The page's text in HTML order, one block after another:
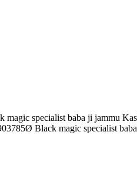
specialist baba ji jammu
Black magic specialist